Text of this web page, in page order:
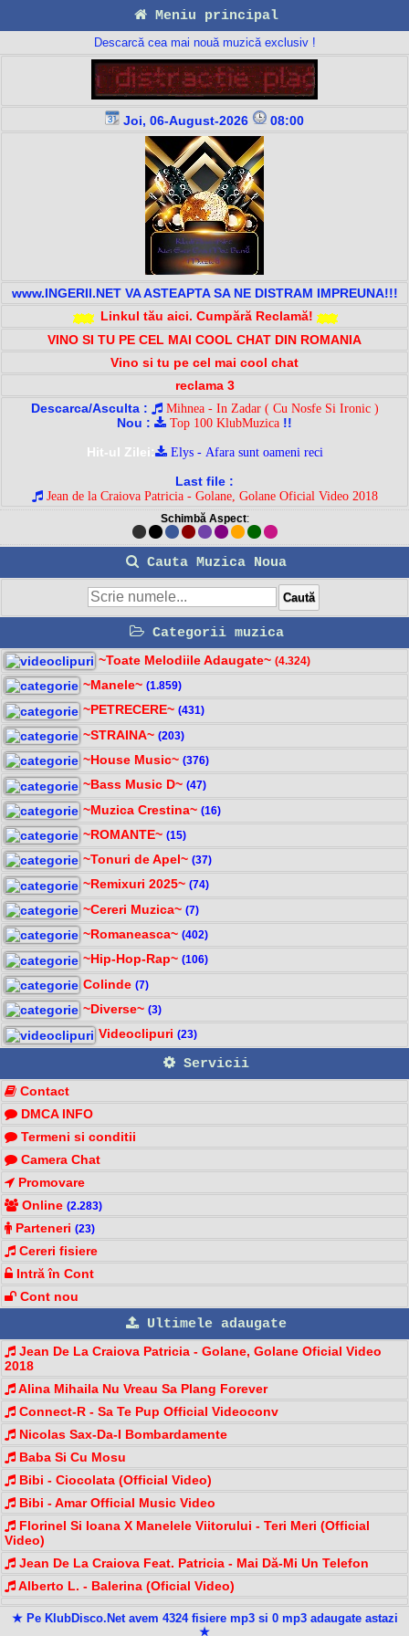
Meniu principal
Descarcă cea mai nouă muzică exclusiv !
Joi, 06-August-2026 08:00
www.INGERII.NET VA ASTEAPTA SA NE DISTRAM IMPREUNA!!!
Linkul tău aici. Cumpără Reclamă!
VINO SI TU PE CEL MAI COOL CHAT DIN ROMANIA
Vino si tu pe cel mai cool chat
reclama 3
Descarca/Asculta :
Mihnea - In Zadar ( Cu Nosfe Si Ironic )
Nou : Top 100 KlubMuzica !!
Hit-ul Zilei:
Elys - Afara sunt oameni reci
Last file :
Jean de la Craiova Patricia - Golane, Golane Oficial Video 2018
Schimbă Aspect:
Cauta Muzica Noua
Categorii muzica
~Toate Melodiile Adaugate~ (4.324)
~Manele~ (1.859)
~PETRECERE~ (431)
~STRAINA~ (203)
~House Music~ (376)
~Bass Music D~ (47)
~Muzica Crestina~ (16)
~ROMANTE~ (15)
~Tonuri de Apel~ (37)
~Remixuri 2025~ (74)
~Cereri Muzica~ (7)
~Romaneasca~ (402)
~Hip-Hop-Rap~ (106)
Colinde (7)
~Diverse~ (3)
Videoclipuri (23)
Servicii
Contact
DMCA INFO
Termeni si conditii
Camera Chat
Promovare
Online (2.283)
Parteneri (23)
Cereri fisiere
Intră în Cont
Cont nou
Ultimele adaugate
Jean De La Craiova Patricia - Golane, Golane Oficial Video
2018
Alina Mihaila Nu Vreau Sa Plang Forever
Connect-R - Sa Te Pup Official Videoconv
Nicolas Sax-Da-I Bombardamente
Baba Si Cu Mosu
Bibi - Ciocolata (Official Video)
Bibi - Amar Official Music Video
Florinel Si Ioana X Manelele Viitorului - Teri Meri (Official
Video)
Jean De La Craiova Feat. Patricia - Mai Dă-Mi Un Telefon
Alberto L. - Balerina (Oficial Video)
★ Pe KlubDisco.Net avem 4324 fisiere mp3 si 0 mp3 adaugate astazi
★